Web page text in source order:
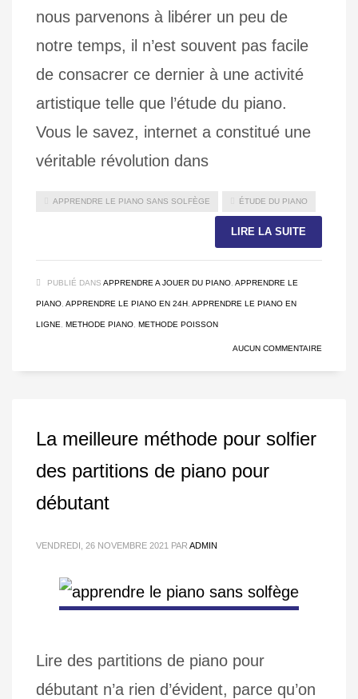
nous parvenons à libérer un peu de
notre temps, il n’est souvent pas facile
de consacrer ce dernier à une activité
artistique telle que l’étude du piano.
Vous le savez, internet a constitué une
véritable révolution dans
APPRENDRE LE PIANO SANS SOLFÈGE ÉTUDE DU PIANO
LIRE LA SUITE
PUBLIÉ DANS APPRENDRE A JOUER DU PIANO APPRENDRE LE
PIANO APPRENDRE LE PIANO EN 24H APPRENDRE LE PIANO EN
LIGNE METHODE PIANO METHODE POISSON
AUCUN COMMENTAIRE
La meilleure méthode pour solfier
des partitions de piano pour
débutant
VENDREDI, 26 NOVEMBRE 2021 PAR ADMIN
Lire des partitions de piano pour
débutant n’a rien d’évident, parce qu’on